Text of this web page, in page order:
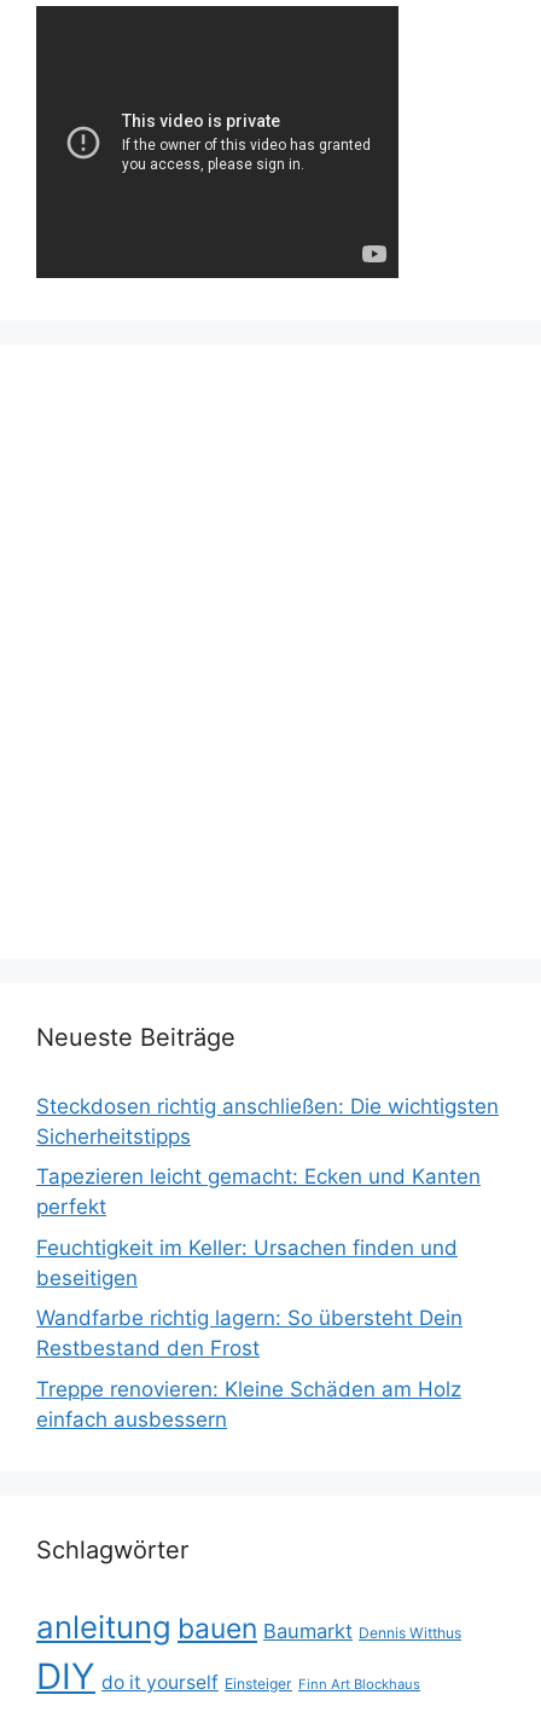
Neueste Beiträge
Steckdosen richtig anschließen: Die wichtigsten
Sicherheitstipps
Tapezieren leicht gemacht: Ecken und Kanten
perfekt
Feuchtigkeit im Keller: Ursachen finden und
beseitigen
Wandfarbe richtig lagern: So übersteht Dein
Restbestand den Frost
Treppe renovieren: Kleine Schäden am Holz
einfach ausbessern
Schlagwörter
anleitung bauen Baumarkt Dennis Witthus
DIY do it yourself Einsteiger Finn Art Blockhaus